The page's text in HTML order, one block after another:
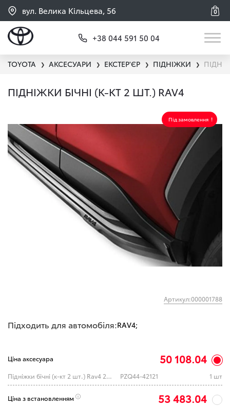
вул. Велика Кільцева, 56 0
+38 044 591 50 04
TOYOTA ❯ АКСЕСУАРИ ❯ ЕКСТЕР'ЄР ❯ ПІДНІЖКИ ❯
ПІДНІЖКИ БІЧНІ (К-КТ 2 ШТ.) RAV4
Під замовлення
Артикул:000001788
Підходить для автомобіля:RAV4;
Ціна аксесуара 50 108.04
Підніжки бічні (к-кт 2 шт.) Rav4 2019+ PZQ44-42121 1 шт
Ціна з встановленням 53 483.04